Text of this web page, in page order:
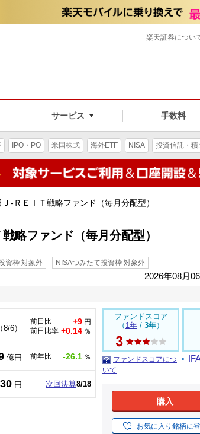
サービス 手数料
楽天証券につい
IPO・PO 米国株式 海外ETF NISA 投資信託・積
-ＲＥＩＴ戦略ファンド（毎月分配型）
略ファンド（毎月分配型）
資枠 対象外 NISAつみたて投資枠 対象外
2026年08月
8/6）
前日比 +9 円
前日比率 +0.14 ％
億円 前年比 -26.1 ％
30 円 次回決算8/18
ファンドスコア
（ 1年 / 3年）
ファンドスコアにつ
いて
購入
お気に入り銘柄に